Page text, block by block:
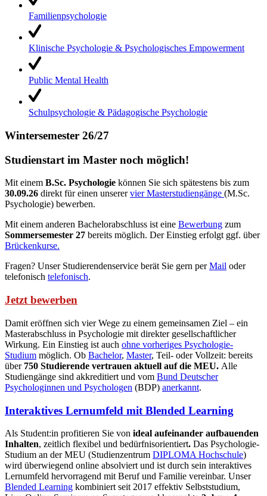
Familienpsychologie
Klinische Psychologie & Psychologisches Empowerment
Public Mental Health
Schulpsychologie & Pädagogische Psychologie
Wintersemester 26/27
Studienstart im Master noch möglich!
Mit einem B.Sc. Psychologie können Sie sich spätestens bis zum
30.09.26 direkt für einen unserervier Masterstudiengänge (M.Sc.
Psychologie) bewerben.
Mit einem anderen Bachelorabschluss ist eine Bewerbung zum
Sommersemester 27 bereits möglich. Der Einstieg erfolgt ggf. über
Brückenkurse.
Fragen? Unser Studierendenservice berät Sie gern perMail oder
telefonisch telefonisch.
Jetzt bewerben
Damit eröffnen sich vier Wege zu einem gemeinsamen Ziel – ein
Masterabschluss in Psychologie mit direkter gesellschaftlicher
Wirkung. Ein Einstieg ist auch ohne vorheriges Psychologie-
Studium möglich. Ob Bachelor, Master, Teil- oder Vollzeit: bereits
über 750 Studierende vertrauen aktuell auf die MEU. Alle
Studiengänge sind akkreditiert und vom Bund Deutscher
Psychologinnen und Psychologen (BDP) anerkannt.
Interaktives Lernumfeld mit Blended Learning
Als Student:in profitieren Sie von ideal aufeinander aufbauenden
Inhalten, zeitlich flexibel und bedürfnisorientiert. Das Psychologie-
Studium an der MEU (Studienzentrum DIPLOMA Hochschule)
wird überwiegend online absolviert und ist durch sein interaktives
Lernumfeld hervorragend mit Beruf und Familie vereinbar. Unser
Blended Learning kombiniert seit 2017 effektiv Selbststudium,